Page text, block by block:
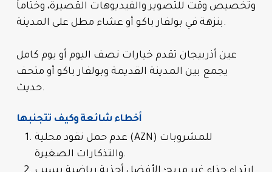
وتخصيص وقت للتصوير والفيديوهات القصيرة، وختاماً
بنزهة في بولفار باكو أو عشاء مطل على المدينة.
عين أذربيجان تقدم خيارات نصف اليوم أو يوم كامل
يجمع بين المدينة القديمة وبولفار باكو أو متحف
حديث.
أخطاء شائعة وكيف تتجنبها
عدم حمل نقود محلية (AZN) للمشروبات
والتذكارات الصغيرة.